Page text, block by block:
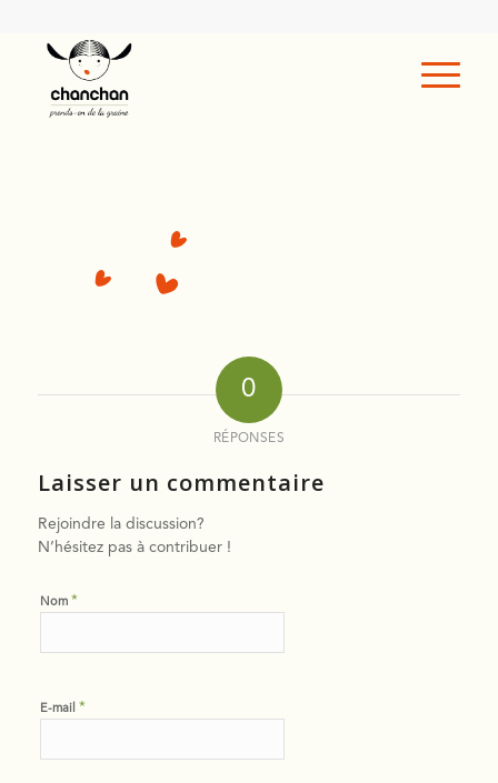
0
RÉPONSES
Laisser un commentaire
Rejoindre la discussion?
N’hésitez pas à contribuer !
Nom *
E-mail *